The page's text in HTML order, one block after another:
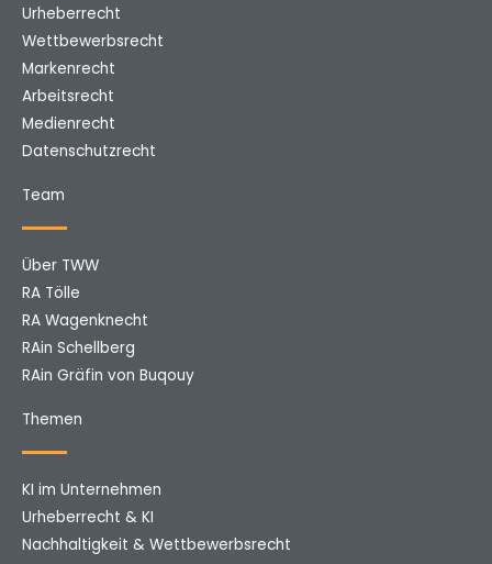
Urheberrecht
Wettbewerbsrecht
Markenrecht
Arbeitsrecht
Medienrecht
Datenschutzrecht
Team
Über TWW
RA Tölle
RA Wagenknecht
RAin Schellberg
RAin Gräfin von Buqouy
Themen
KI im Unternehmen
Urheberrecht & KI
Nachhaltigkeit & Wettbewerbsrecht